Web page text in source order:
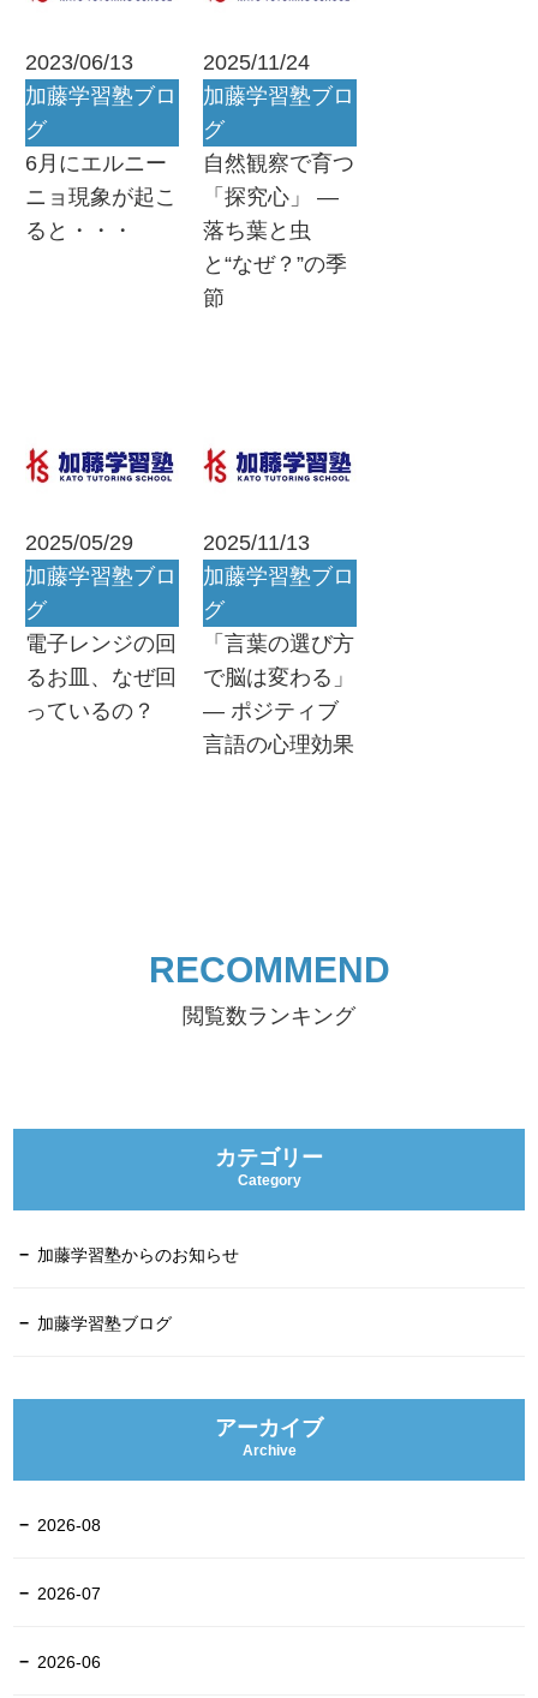
2023/06/13
加藤学習塾ブロ
グ
6月にエルニー
ニョ現象が起こ
ると・・・
2025/11/24
加藤学習塾ブロ
グ
自然観察で育つ
「探究心」 ―
落ち葉と虫
と“なぜ？”の季
節
2025/05/29
加藤学習塾ブロ
グ
電子レンジの回
るお皿、なぜ回
っているの？
2025/11/13
加藤学習塾ブロ
グ
「言葉の選び方
で脳は変わる」
― ポジティブ
言語の心理効果
RECOMMEND
閲覧数ランキング
カテゴリー
Category
加藤学習塾からのお知らせ
加藤学習塾ブログ
アーカイブ
Archive
2026-08
2026-07
2026-06